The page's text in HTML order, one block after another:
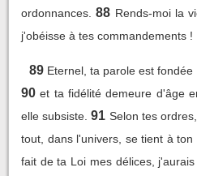
ordonnances. 88 Rends-moi la
j'obéisse à tes commandements !
89 Eternel, ta parole est
90 et ta fidélité demeure d'âge
elle subsiste. 91 Selon tes
tout, dans l'univers, se tient à ton
fait de ta Loi mes délices,